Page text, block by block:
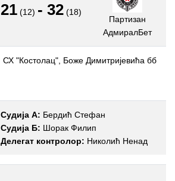
21 (12) - 32 (18)
Партизан
АдмиралБет
СХ "Костолац", Боже Димитријевића бб
Судија А: Бердић Стефан
Судија Б: Шорак Филип
Делегат контролор: Николић Ненад